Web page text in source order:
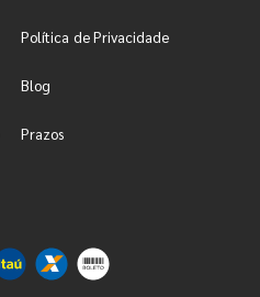
Política de Privacidade
Blog
Prazos